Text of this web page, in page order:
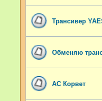
Трансивер
Обменяю
АС Корвет